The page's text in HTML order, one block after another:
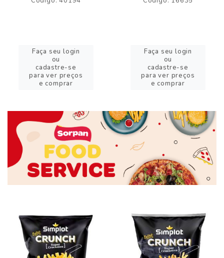
Faça seu login
ou
cadastre-se
para ver preços
e comprar
Faça seu login
ou
cadastre-se
para ver preços
e comprar